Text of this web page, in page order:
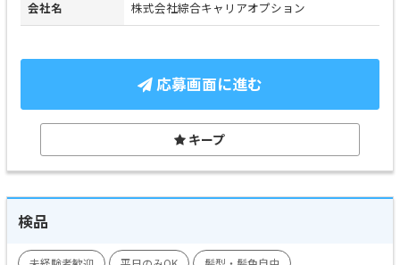
会社名 株式会社綜合キャリアオプション
応募画面に進む
キープ
検品